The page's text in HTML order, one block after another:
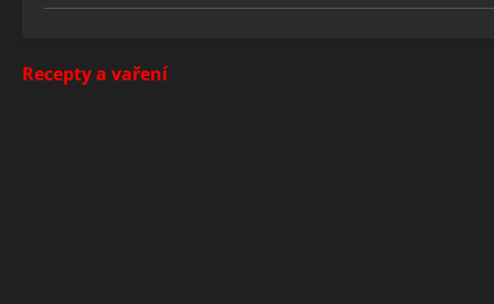
Recepty a vaření